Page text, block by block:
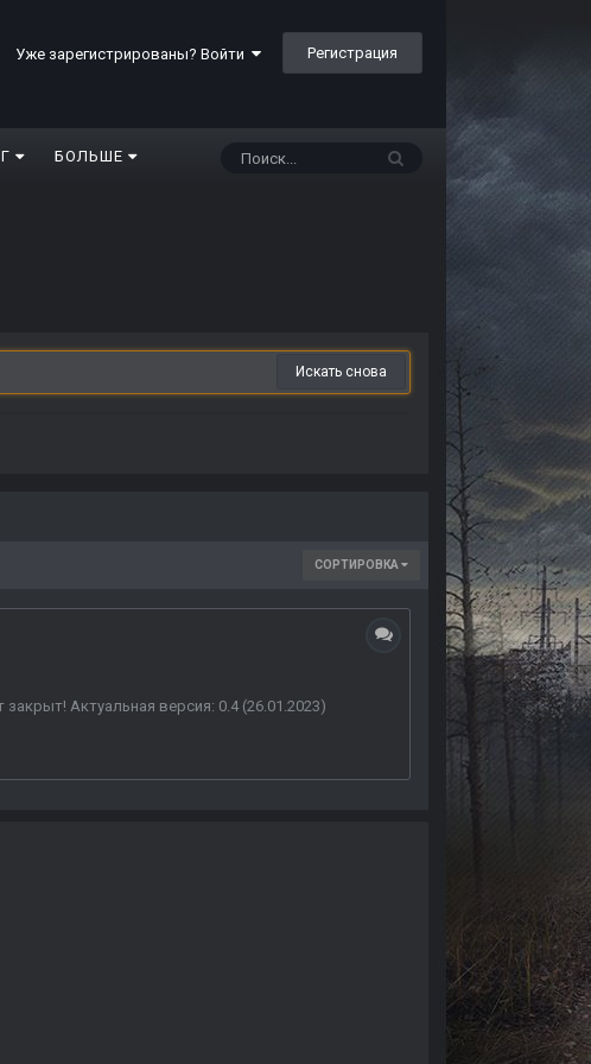
Уже зарегистрированы? Войти Регистрация
БОЛЬШЕ
Искать снова
СОРТИРОВКА
Актуальная версия: 0.4 (26.01.2023)